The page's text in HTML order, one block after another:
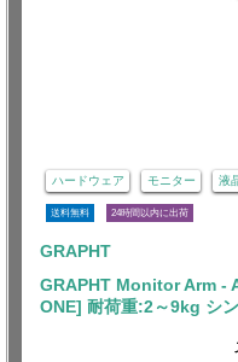
ハードウェア モニター 液
送料無料 24時間以内に出荷
GRAPHT
GRAPHT Monitor Arm -
ONE] 耐荷重:2～9kg シ